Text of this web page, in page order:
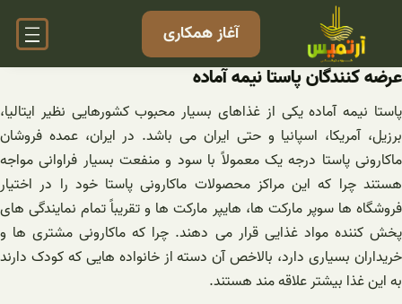
آغاز همکاری
عرضه کنندگان پاستا نیمه آماده
پاستا نیمه آماده یکی از غذاهای بسیار محبوب کشورهایی نظیر ایتالیا،
برزیل، آمریکا، اسپانیا و حتی ایران می باشد. در ایران، عمده فروشان
ماکارونی پاستا درجه یک معمولاً با سود و منفعت بسیار فراوانی مواجه
هستند چرا که این مراکز محصولات ماکارونی پاستا خود را در اختیار
فروشگاه ها سوپر مارکت ها، هایپر مارکت ها و تقریباً تمام نمایندگی های
پخش کننده مواد غذایی قرار می دهند. چرا که ماکارونی مشتری‌ ها و
خریداران بسیاری دارد، بالاخص آن دسته از خانواده هایی که کودک دارند
به این غذا بیشتر علاقه‌ مند هستند.